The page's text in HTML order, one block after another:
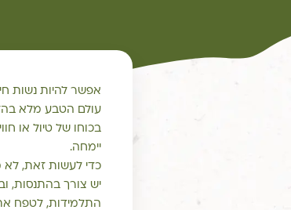
אפשר להיות נשות
עולם הטבע מלא
בכוחו של טיול או
יימחה.
כדי לעשות זאת, לא
יש צורך בהתנסות,
התלמידות, לטפח את